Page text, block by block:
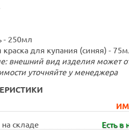
- 250мл
для купания (синяя) -
внешний вид изделия может
уточняйте у менеджера
складе
Есть в